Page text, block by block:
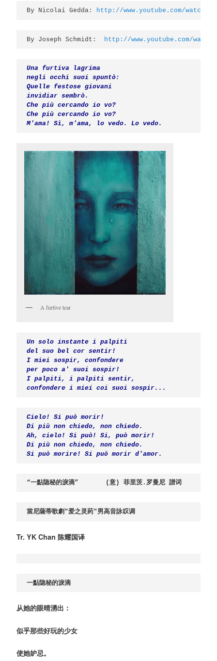
By Nicolai Gedda: http://www.youtube.com/
By Joseph Schmidt: http://www.youtube.com/
Una furtiva lagrima
negli occhi suoi spuntò:
Quelle festose giovani
invidiar sembrò.
Che più cercando io vo?
Che più cercando io vo?
M'ama! Sì, m'ama, lo vedo. Lo vedo.
A furtive tear
Un solo instante i palpiti
del suo bel cor sentir!
I miei sospir, confondere
per poco a' suoi sospir!
I palpiti, i palpiti sentir,
confondere i miei coi suoi sospir...
Cielo! Si può morir!
Di più non chiedo, non chiedo.
Ah, cielo! Si può! Si, può morir!
Di più non chiedo, non chiedo.
Si può morire! Si può morir d'amor.
“一點隐秘的淚滴”       (意) 菲里茨 .罗曼尼 譜词
當尼薩蒂歌劇"爱之灵药"男高音詠叹调
Tr. YK Chan 陈耀国译
一點隐秘的淚滴
从她的眼晴湧出：
似乎那些好玩的少女
使她妒忌。